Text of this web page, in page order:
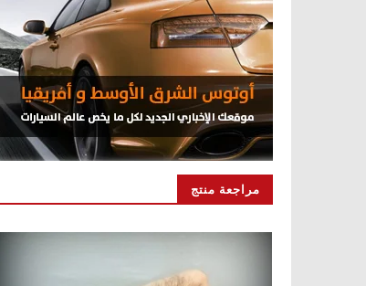
مراجعة منتج